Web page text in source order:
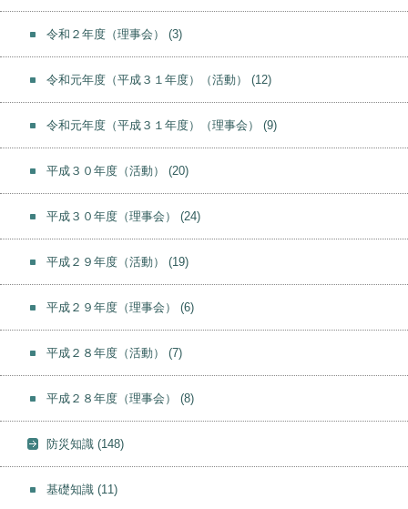
令和２年度（理事会） (3)
令和元年度（平成３１年度）（活動） (12)
令和元年度（平成３１年度）（理事会） (9)
平成３０年度（活動） (20)
平成３０年度（理事会） (24)
平成２９年度（活動） (19)
平成２９年度（理事会） (6)
平成２８年度（活動） (7)
平成２８年度（理事会） (8)
防災知識 (148)
基礎知識 (11)